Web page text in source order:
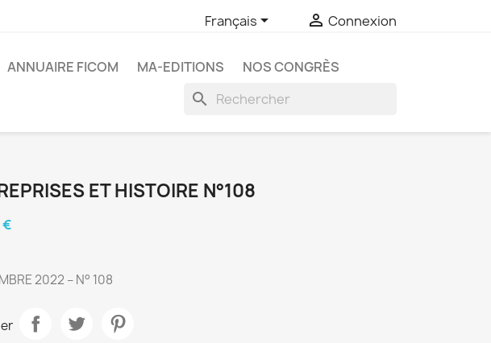
Français  Connexion
ANNUAIRE FICOM MA-EDITIONS NOS CONGRÈS
search
ET HISTOIRE N°108
€
2022 – N° 108